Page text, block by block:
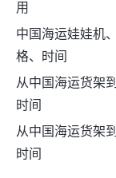
用
中国海运娃娃机
格、时间
从中国海运货架
时间
从中国海运货架
时间